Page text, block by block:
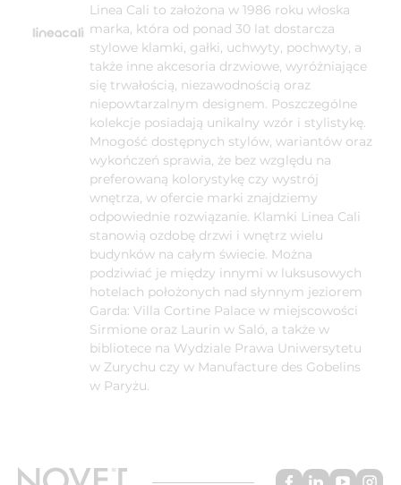
Linea Cali to założona w 1986 roku włoska
marka, która od ponad 30 lat dostarcza
stylowe klamki, gałki, uchwyty, pochwyty, a
także inne akcesoria drzwiowe, wyróżniające
się trwałością, niezawodnością oraz
niepowtarzalnym designem. Poszczególne
kolekcje posiadają unikalny wzór i stylistykę.
Mnogość dostępnych stylów, wariantów oraz
wykończeń sprawia, że bez względu na
preferowaną kolorystykę czy wystrój
wnętrza, w ofercie marki znajdziemy
odpowiednie rozwiązanie. Klamki Linea Cali
stanowią ozdobę drzwi i wnętrz wielu
budynków na całym świecie. Można
podziwiać je między innymi w luksusowych
hotelach położonych nad słynnym jeziorem
Garda: Villa Cortine Palace w miejscowości
Sirmione oraz Laurin w Saló, a także w
bibliotece na Wydziale Prawa Uniwersytetu
w Zurychu czy w Manufacture des Gobelins
w Paryżu.